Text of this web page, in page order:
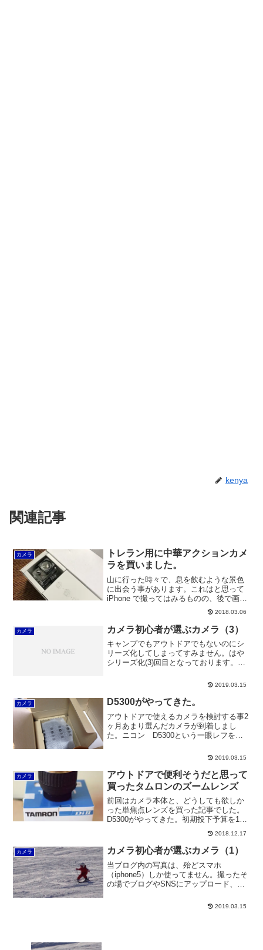
kenya
関連記事
カメラ
トレラン用に中華アクションカメ
ラを買いました。
山に行った時々で、息を飲むような景色
に出会う事があります。これはと思って
iPhone で撮ってはみるものの、後で画像
として収まった状態で見直すとなんだか
なぁって感じに写ってます。百名山とか
北アとかのフォトジェニック じゃない
所ばかり行ってる...
2018.03.06
カメラ カメラ初心者が選ぶカメラ（3）
キャンプでもアウトドアでもないのにシ
リーズ化してしまってすみません。はや
シリーズ化(3)回目となっております。カ
者が選ぶカメラ（2）前回までに、ニコン
した。今...
2019.03.15
カメラ D5300がやってきた。
アウトドアで使えるカメラを検討する事2
ヶ月あまり選んだカメラが到着しまし
た。ニコン D5300という一眼レフを選
ね～使用後、2週間程経ちましたがある重
大な失敗をしていた事に気づくのです。
というか、届いた初...
2019.03.15
カメラ
アウトドアで便利そうだと思って
買ったタムロンのズームレンズ
前回はカメラ本体と、どうしても欲しか
った単焦点レンズを買った記事でした。
D5300がやってきた。初期投下予算を10
万円としていた為、カメラ本体と単焦点
レンズで7.5万円を越す。残り2.5万円程
度。しかし、ある程度望遠もできて山登
りとかハイキ...
2018.12.17
カメラ カメラ初心者が選ぶカメラ（1）
当ブログ内の写真は、殆どスマホ
（iphone5）しか使ってません。撮ったそ
の場でブログやSNSにアップロード、PC
できるので便利です。手が届く範囲なら
スマホ持って近づけば十分。・・・・・
2019.03.15